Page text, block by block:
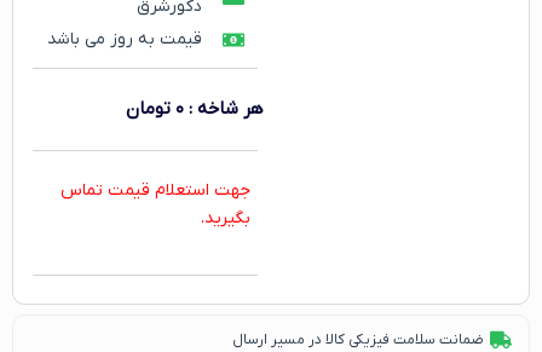
دکورشرق
قیمت به روز می باشد
هر شاخه :۰ تومان
جهت استعلام قیمت تماس
بگیرید.
ضمانت سلامت فیزیکی کالا در مسیر ارسال